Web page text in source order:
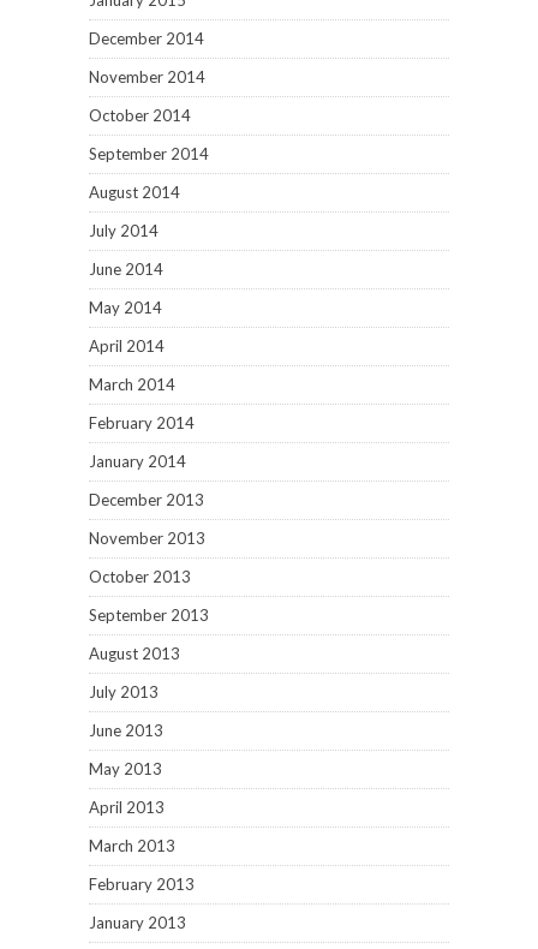
December 2014
November 2014
October 2014
September 2014
August 2014
July 2014
June 2014
May 2014
April 2014
March 2014
February 2014
January 2014
December 2013
November 2013
October 2013
September 2013
August 2013
July 2013
June 2013
May 2013
April 2013
March 2013
February 2013
January 2013